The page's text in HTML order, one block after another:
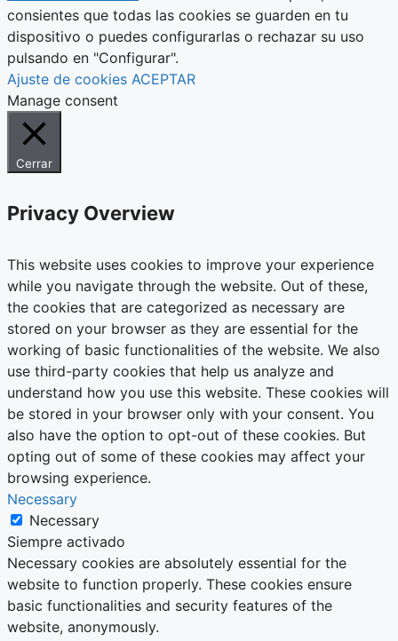
consientes que todas las cookies se guarden en tu
dispositivo o puedes configurarlas o rechazar su uso
pulsando en "Configurar".
Ajuste de cookies ACEPTAR
Manage consent
Cerrar
Privacy Overview
This website uses cookies to improve your experience
while you navigate through the website. Out of these,
the cookies that are categorized as necessary are
stored on your browser as they are essential for the
working of basic functionalities of the website. We also
use third-party cookies that help us analyze and
understand how you use this website. These cookies will
be stored in your browser only with your consent. You
also have the option to opt-out of these cookies. But
opting out of some of these cookies may affect your
browsing experience.
Necessary
Necessary
Siempre activado
Necessary cookies are absolutely essential for the
website to function properly. These cookies ensure
basic functionalities and security features of the
website, anonymously.